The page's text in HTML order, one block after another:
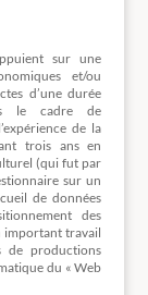
sur une
et/ou
d’une durée
le cadre de
de la
trois ans en
(qui fut par
sur un
de données
des
important travail
de productions
du « Web